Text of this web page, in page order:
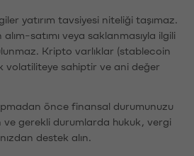
yatırım tavsiyesi niteliği taşımaz.
satımı veya saklanmasıyla ilgili
Kripto varlıklar (stablecoin
volatiliteye sahiptir ve ani değer
önce finansal durumunuzu
gerekli durumlarda hukuk, vergi
destek alın.